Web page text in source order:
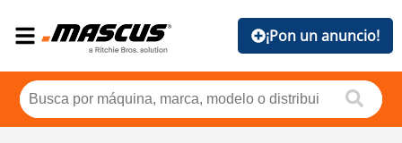
¡Pon un anuncio!